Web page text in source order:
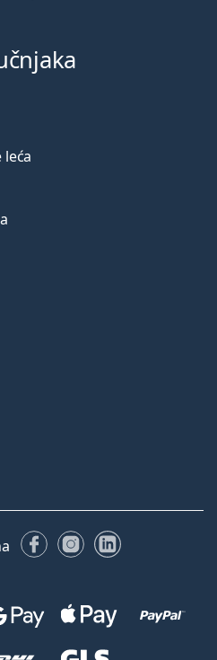
FacebookuInstagramu
LinkedIn